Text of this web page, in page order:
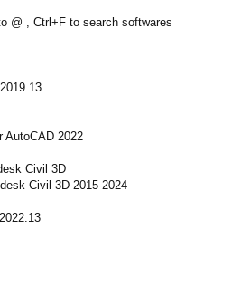
@ , Ctrl+F to search softwares
AutoCAD 2022
Civil 3D
Civil 3D 2015-2024